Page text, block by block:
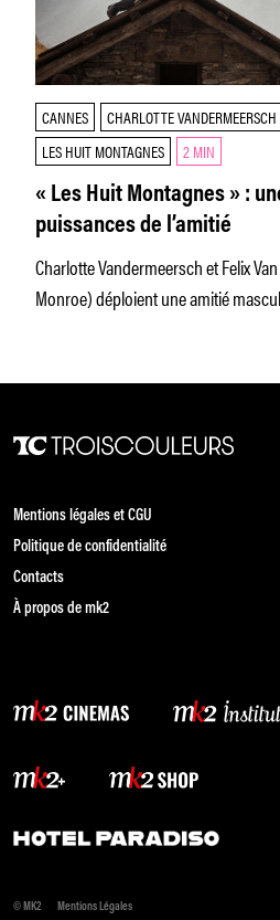
CANNES
CHARLOTTE
LES HUIT MONTAGNES
2 MIN
« Les Huit Montagnes » :
puissances de l’amitié
Charlotte Vandermeersch et Felix
Monroe) déploient une amitié
Mentions légales et CGU
Politique de confidentialité
Contacts
À propos de mk2
© MK2 Mentions Légales